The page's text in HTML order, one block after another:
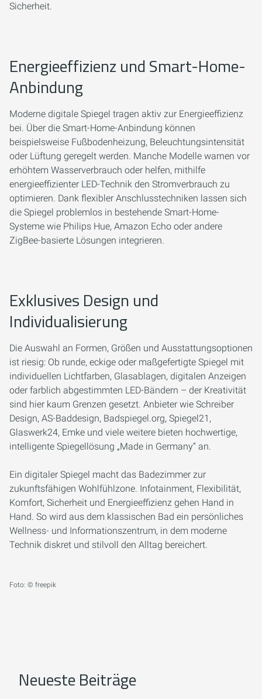
Sicherheit.
Energieeffizienz und Smart-Home-
Anbindung
Moderne digitale Spiegel tragen aktiv zur Energieeffizienz
bei. Über die Smart-Home-Anbindung können
beispielsweise Fußbodenheizung, Beleuchtungsintensität
oder Lüftung geregelt werden. Manche Modelle warnen vor
erhöhtem Wasserverbrauch oder helfen, mithilfe
energieeffizienter LED-Technik den Stromverbrauch zu
optimieren. Dank flexibler Anschlusstechniken lassen sich
die Spiegel problemlos in bestehende Smart-Home-
Systeme wie Philips Hue, Amazon Echo oder andere
ZigBee-basierte Lösungen integrieren.
Exklusives Design und
Individualisierung
Die Auswahl an Formen, Größen und Ausstattungsoptionen
ist riesig: Ob runde, eckige oder maßgefertigte Spiegel mit
individuellen Lichtfarben, Glasablagen, digitalen Anzeigen
oder farblich abgestimmten LED-Bändern – der Kreativität
sind hier kaum Grenzen gesetzt. Anbieter wie Schreiber
Design, AS-Baddesign, Badspiegel.org, Spiegel21,
Glaswerk24, Emke und viele weitere bieten hochwertige,
intelligente Spiegellösung „Made in Germany“ an.
Ein digitaler Spiegel macht das Badezimmer zur
zukunftsfähigen Wohlfühlzone. Infotainment, Flexibilität,
Komfort, Sicherheit und Energieeffizienz gehen Hand in
Hand. So wird aus dem klassischen Bad ein persönliches
Wellness- und Informationszentrum, in dem moderne
Technik diskret und stilvoll den Alltag bereichert.
Foto: © freepik
Neueste Beiträge